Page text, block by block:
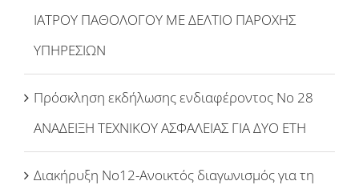
ΙΑΤΡΟΥ ΠΑΘΟΛΟΓΟΥ ΜΕ ΔΕΛΤΙΟ ΠΑΡΟΧΗΣ
ΥΠΗΡΕΣΙΩΝ
Πρόσκληση εκδήλωσης ενδιαφέροντος Νο 28
ΑΝΑΔΕΙΞΗ ΤΕΧΝΙΚΟΥ ΑΣΦΑΛΕΙΑΣ ΓΙΑ ΔΥΟ ΕΤΗ
Διακήρυξη Νο12-Ανοικτός διαγωνισμός για τη